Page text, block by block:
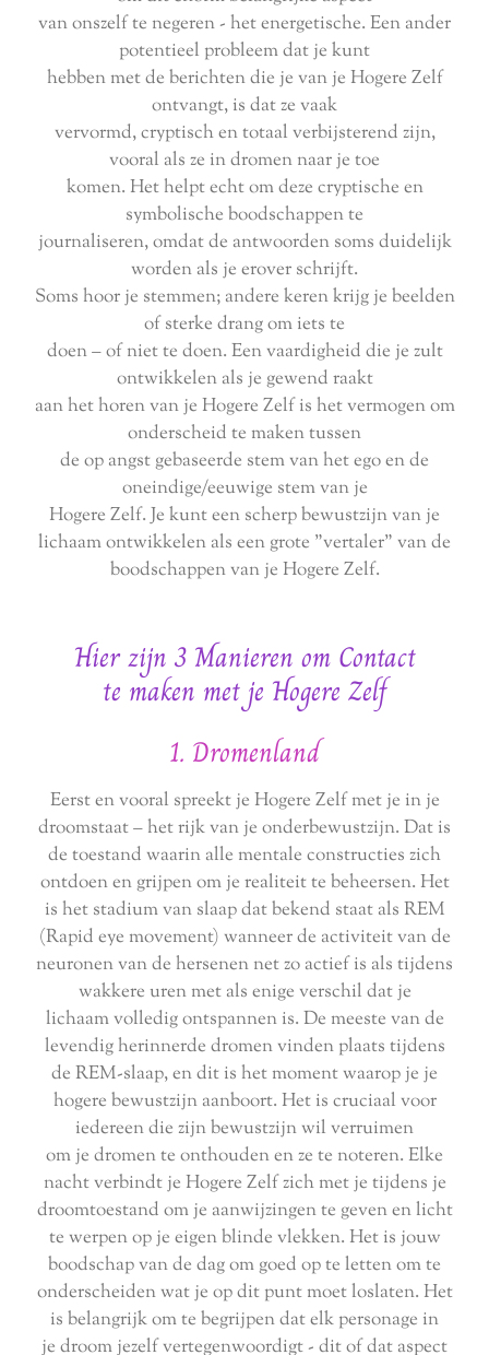
van onszelf te negeren - het energetische. Een ander
potentieel probleem dat je kunt
hebben met de berichten die je van je Hogere Zelf
ontvangt, is dat ze vaak
vervormd, cryptisch en totaal verbijsterend zijn,
vooral als ze in dromen naar je toe
komen. Het helpt echt om deze cryptische en
symbolische boodschappen te
journaliseren, omdat de antwoorden soms duidelijk
worden als je erover schrijft.
Soms hoor je stemmen; andere keren krijg je beelden
of sterke drang om iets te
doen – of niet te doen. Een vaardigheid die je zult
ontwikkelen als je gewend raakt
aan het horen van je Hogere Zelf is het vermogen om
onderscheid te maken tussen
de op angst gebaseerde stem van het ego en de
oneindige/eeuwige stem van je
Hogere Zelf. Je kunt een scherp bewustzijn van je
lichaam ontwikkelen als een grote "vertaler" van de
boodschappen van je Hogere Zelf.
Hier zijn 3 Manieren om Contact
te maken met je Hogere Zelf
1. Dromenland
Eerst en vooral spreekt je Hogere Zelf met je in je
droomstaat – het rijk van je onderbewustzijn. Dat is
de toestand waarin alle mentale constructies zich
ontdoen en grijpen om je realiteit te beheersen. Het
is het stadium van slaap dat bekend staat als REM
(Rapid eye movement) wanneer de activiteit van de
neuronen van de hersenen net zo actief is als tijdens
wakkere uren met als enige verschil dat je
lichaam volledig ontspannen is. De meeste van de
levendig herinnerde dromen vinden plaats tijdens
de REM-slaap, en dit is het moment waarop je je
hogere bewustzijn aanboort. Het is cruciaal voor
iedereen die zijn bewustzijn wil verruimen
om je dromen te onthouden en ze te noteren. Elke
nacht verbindt je Hogere Zelf zich met je tijdens je
droomtoestand om je aanwijzingen te geven en licht
te werpen op je eigen blinde vlekken. Het is jouw
boodschap van de dag om goed op te letten om te
onderscheiden wat je op dit punt moet loslaten. Het
is belangrijk om te begrijpen dat elk personage in
je droom jezelf vertegenwoordigt - dit of dat aspect